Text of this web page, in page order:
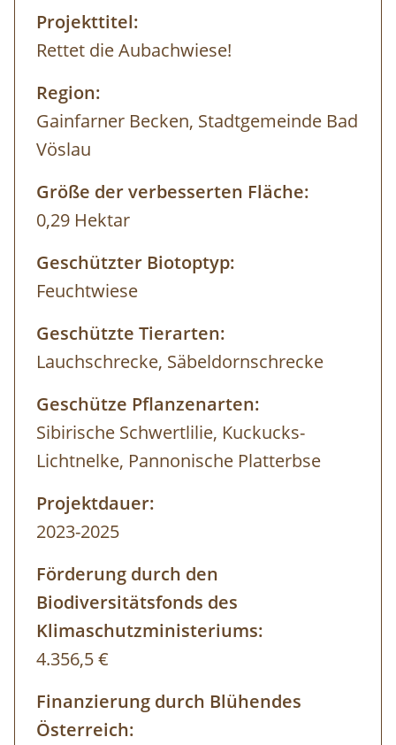
Projekttitel:
Rettet die Aubachwiese!
Region:
Gainfarner Becken, Stadtgemeinde Bad
Vöslau
Größe der verbesserten Fläche:
0,29 Hektar
Geschützter Biotoptyp:
Feuchtwiese
Geschützte Tierarten:
Lauchschrecke, Säbeldornschrecke
Geschütze Pflanzenarten:
Sibirische Schwertlilie, Kuckucks-
Lichtnelke, Pannonische Platterbse
Projektdauer:
2023-2025
Förderung durch den
Biodiversitätsfonds des
Klimaschutzministeriums:
4.356,5 €
Finanzierung durch Blühendes
Österreich: